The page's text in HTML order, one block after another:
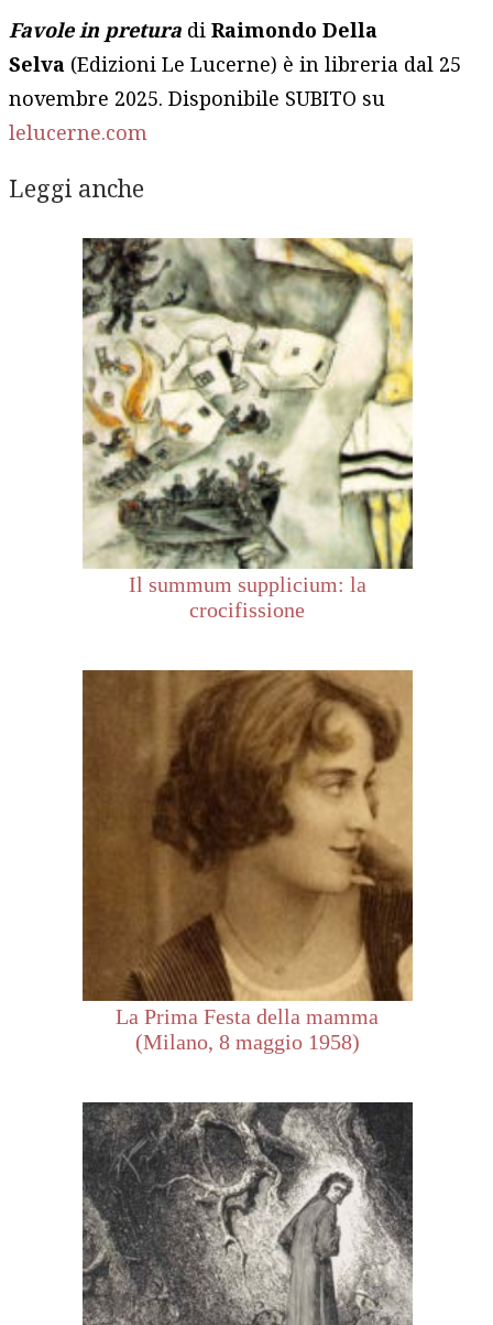
Favole in pretura diRaimondo Della
Selva (Edizioni Le Lucerne) è in libreria dal 25
novembre 2025. Disponibile SUBITO su
lelucerne.com
Leggi anche
Il summum supplicium: la
crocifissione
La Prima Festa della mamma
(Milano, 8 maggio 1958)